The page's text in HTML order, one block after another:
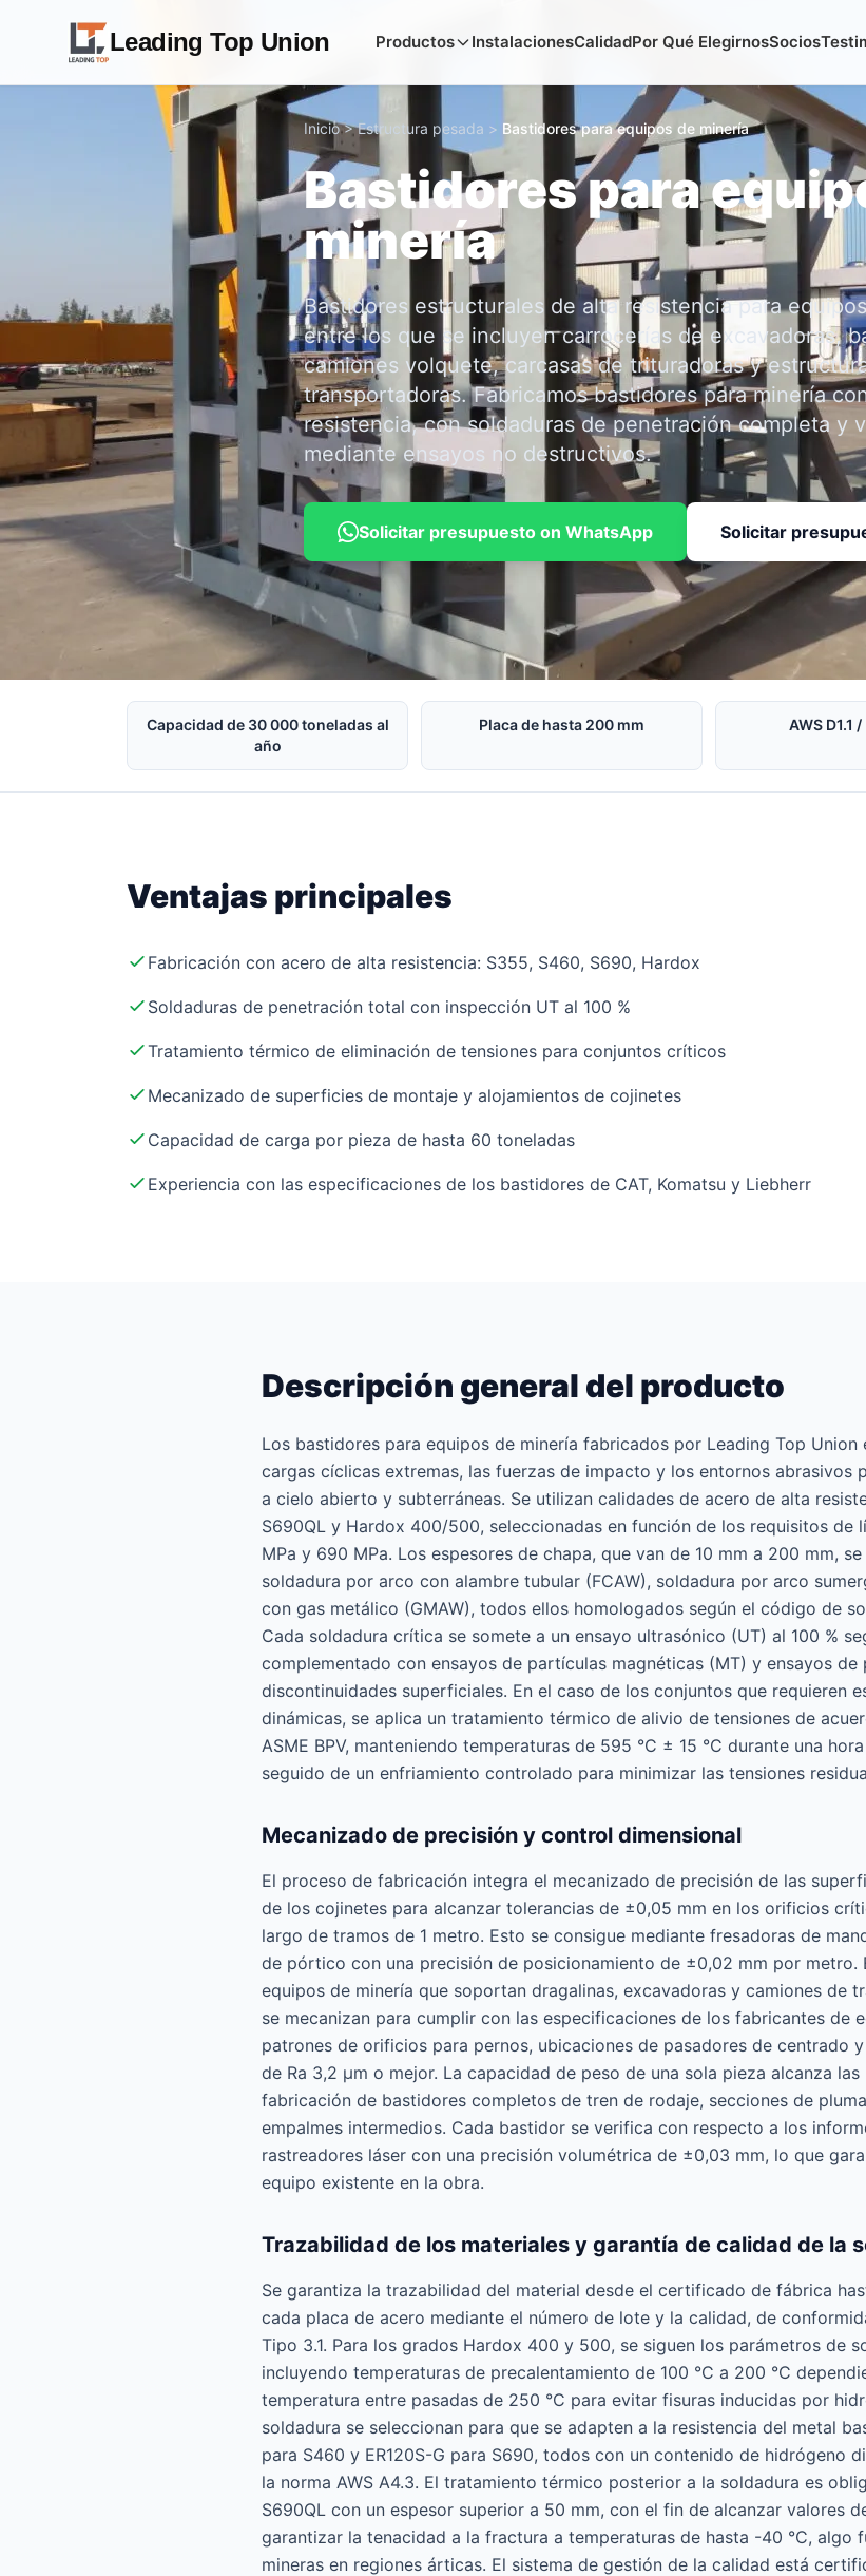
Leading Top Union Productos InstalacionesCalidadPor Qué ElegirnosSocios
Inicio>Estructura pesada > Bastidores para equipos de minería
Bastidores para
minería
Bastidores estructurales de alta resistencia para
entre los que se incluyen carrocerías de excavadoras,
camiones volquete, carcasas de trituradoras y
transportadoras. Fabricamos bastidores para minería
resistencia, con soldaduras de penetración completa y
mediante ensayos no destructivos.
Solicitar presupuesto on WhatsApp Solicitar
Capacidad de 30 000 toneladas al
año
Placa de hasta 200 mm AWS D1.1
Ventajas principales
Fabricación con acero de alta resistencia: S355, S460, S690, Hardox
Soldaduras de penetración total con inspección UT al 100 %
Tratamiento térmico de eliminación de tensiones para conjuntos críticos
Mecanizado de superficies de montaje y alojamientos de cojinetes
Capacidad de carga por pieza de hasta 60 toneladas
Experiencia con las especificaciones de los bastidores de CAT, Komatsu y Liebherr
Descripción general del producto
Los bastidores para equipos de minería fabricados por Leading Top
cargas cíclicas extremas, las fuerzas de impacto y los entornos abrasivos
a cielo abierto y subterráneas. Se utilizan calidades de acero de alta
S690QL y Hardox 400/500, seleccionadas en función de los requisitos de
MPa y 690 MPa. Los espesores de chapa, que van de 10 mm a 200 mm,
soldadura por arco con alambre tubular (FCAW), soldadura por arco
con gas metálico (GMAW), todos ellos homologados según el código de
Cada soldadura crítica se somete a un ensayo ultrasónico (UT) al 100 %
complementado con ensayos de partículas magnéticas (MT) y ensayos
discontinuidades superficiales. En el caso de los conjuntos que requieren
dinámicas, se aplica un tratamiento térmico de alivio de tensiones de
ASME BPV, manteniendo temperaturas de 595 °C ± 15 °C durante una
seguido de un enfriamiento controlado para minimizar las tensiones
Mecanizado de precisión y control dimensional
El proceso de fabricación integra el mecanizado de precisión de las
de los cojinetes para alcanzar tolerancias de ±0,05 mm en los orificios
largo de tramos de 1 metro. Esto se consigue mediante fresadoras de
de pórtico con una precisión de posicionamiento de ±0,02 mm por metro.
equipos de minería que soportan dragalinas, excavadoras y camiones de
se mecanizan para cumplir con las especificaciones de los fabricantes de
patrones de orificios para pernos, ubicaciones de pasadores de centrado
de Ra 3,2 μm o mejor. La capacidad de peso de una sola pieza alcanza
fabricación de bastidores completos de tren de rodaje, secciones de
empalmes intermedios. Cada bastidor se verifica con respecto a los
rastreadores láser con una precisión volumétrica de ±0,03 mm, lo que
equipo existente en la obra.
Trazabilidad de los materiales y garantía de calidad de la
Se garantiza la trazabilidad del material desde el certificado de fábrica
cada placa de acero mediante el número de lote y la calidad, de
Tipo 3.1. Para los grados Hardox 400 y 500, se siguen los parámetros de
incluyendo temperaturas de precalentamiento de 100 °C a 200 °C
temperatura entre pasadas de 250 °C para evitar fisuras inducidas por
soldadura se seleccionan para que se adapten a la resistencia del metal
para S460 y ER120S-G para S690, todos con un contenido de hidrógeno
la norma AWS A4.3. El tratamiento térmico posterior a la soldadura es
S690QL con un espesor superior a 50 mm, con el fin de alcanzar valores
garantizar la tenacidad a la fractura a temperaturas de hasta -40 °C, algo
mineras en regiones árticas. El sistema de gestión de la calidad está